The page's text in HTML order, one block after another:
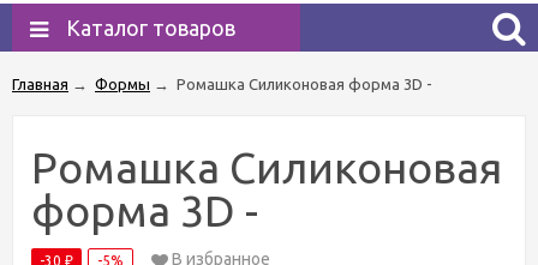
Каталог товаров
Главная → Формы → Ромашка Силиконовая форма 3D -
Ромашка Силиконовая
форма 3D -
-30 ₽ -5% В избранное